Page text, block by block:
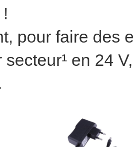
pour faire des
secteur¹ en 24